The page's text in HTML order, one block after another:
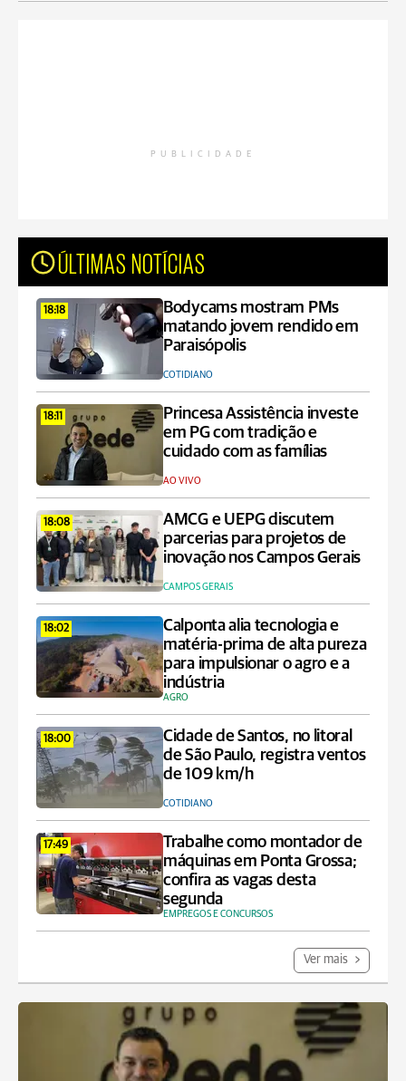
PUBLICIDADE
ÚLTIMAS NOTÍCIAS
18:18
Bodycams mostram PMs
matando jovem rendido em
Paraisópolis
COTIDIANO
18:11
Princesa Assistência investe
em PG com tradição e
cuidado com as famílias
AO VIVO
18:08
AMCG e UEPG discutem
parcerias para projetos de
inovação nos Campos Gerais
CAMPOS GERAIS
18:02
Calponta alia tecnologia e
matéria-prima de alta pureza
para impulsionar o agro e a
indústria
AGRO
18:00
Cidade de Santos, no litoral
de São Paulo, registra ventos
de 109 km/h
COTIDIANO
17:49
Trabalhe como montador de
máquinas em Ponta Grossa;
confira as vagas desta
segunda
EMPREGOS E CONCURSOS
Ver mais